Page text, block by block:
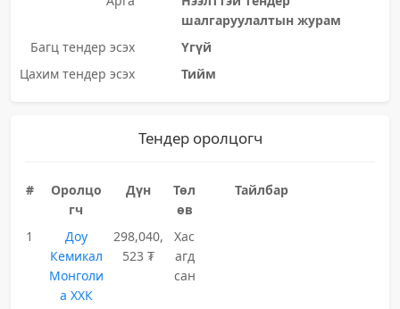
шалгаруулалтын журам
Багц тендер эсэх
Үгүй
Цахим тендер эсэх
Тийм
Тендер оролцогч
#
Оролцо
гч
Дүн
Төл
өв
Тайлбар
1
Доу
Кемикал
Монголи
а ХХК
298,040,
523 ₮
Хас
агд
сан